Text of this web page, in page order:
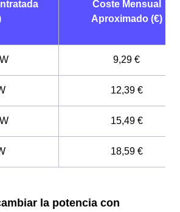
Coste Mensual
Aproximado (€)
9,29 €
12,39 €
15,49 €
18,59 €
la potencia con